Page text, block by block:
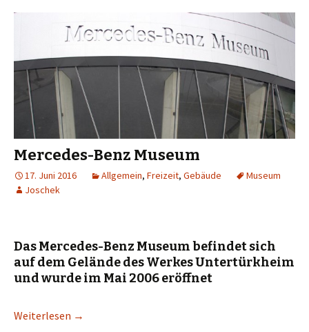
Mercedes-Benz Museum
17. Juni 2016 Allgemein, Freizeit, Gebäude
Museum
Joschek
Das Mercedes-Benz Museum befindet sich
auf dem Gelände des Werkes Untertürkheim
und wurde im Mai 2006 eröffnet
Weiterlesen →